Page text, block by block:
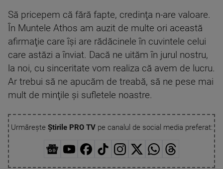
Să pricepem că fără fapte, credinţa n-are valoare.
În Muntele Athos am auzit de multe ori această
afirmaţie care îşi are rădăcinele în cuvintele celui
care astăzi a înviat. Dacă ne uităm în jurul nostru,
la noi, cu sinceritate vom realiza că avem de lucru.
Ar trebui să ne apucăm de treabă, să ne pese mai
mult de minţile şi sufletele noastre.
Urmărește Știrile PRO TVpe canalul de social media preferat: